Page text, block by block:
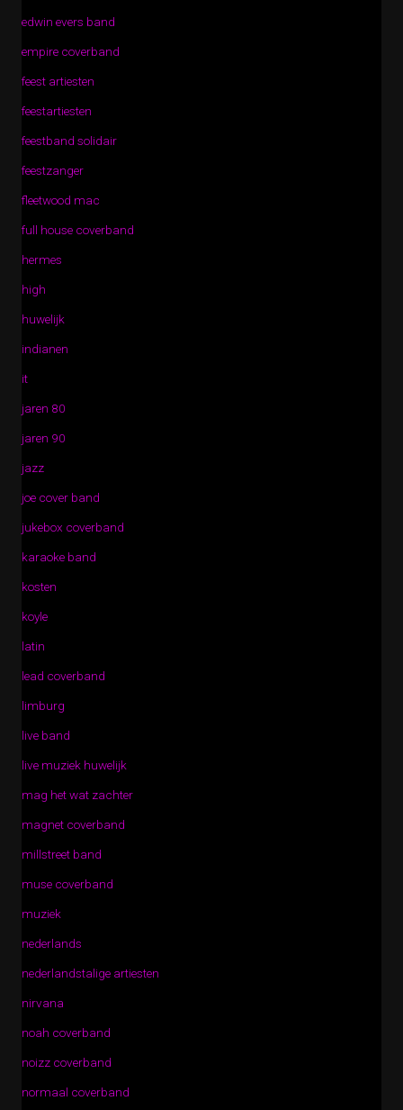
edwin evers band
empire coverband
feest artiesten
feestartiesten
feestband solidair
feestzanger
fleetwood mac
full house coverband
hermes
high
huwelijk
indianen
it
jaren 80
jaren 90
jazz
joe cover band
jukebox coverband
karaoke band
kosten
koyle
latin
lead coverband
limburg
live band
live muziek huwelijk
mag het wat zachter
magnet coverband
millstreet band
muse coverband
muziek
nederlands
nederlandstalige artiesten
nirvana
noah coverband
noizz coverband
normaal coverband